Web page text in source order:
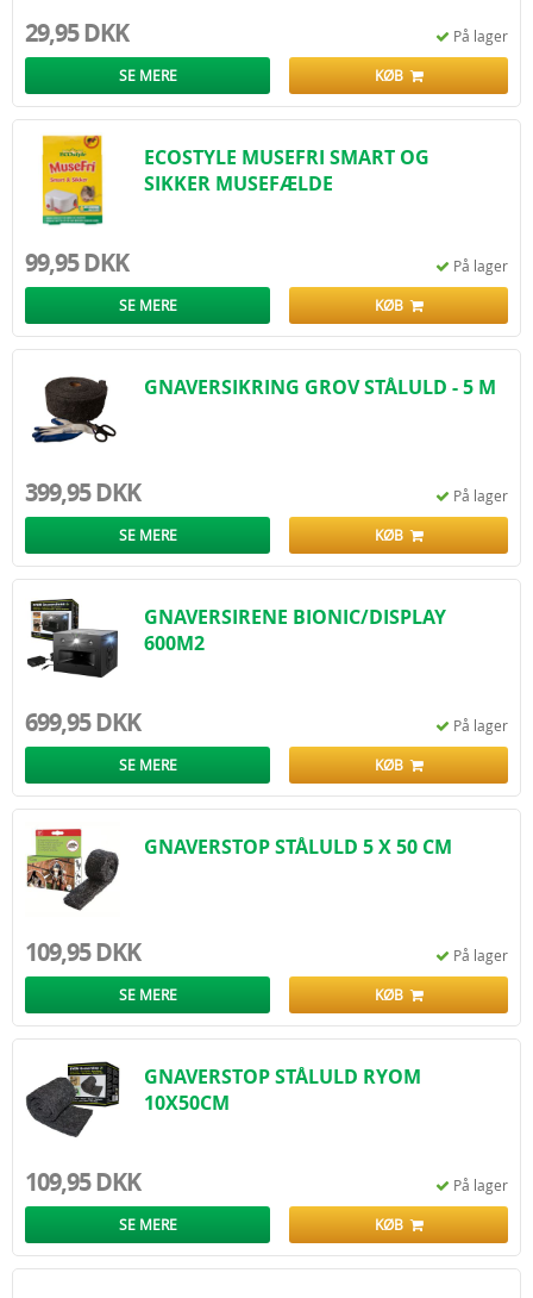
29,95 DKK På lager
SE MERE KØB
ECOSTYLE MUSEFRI SMART OG
SIKKER MUSEFÆLDE
99,95 DKK På lager
SE MERE KØB
GNAVERSIKRING GROV STÅLULD - 5 M
399,95 DKK På lager
SE MERE KØB
GNAVERSIRENE BIONIC/DISPLAY
600M2
699,95 DKK På lager
SE MERE KØB
GNAVERSTOP STÅLULD 5 X 50 CM
109,95 DKK På lager
SE MERE KØB
GNAVERSTOP STÅLULD RYOM
10X50CM
109,95 DKK På lager
SE MERE KØB